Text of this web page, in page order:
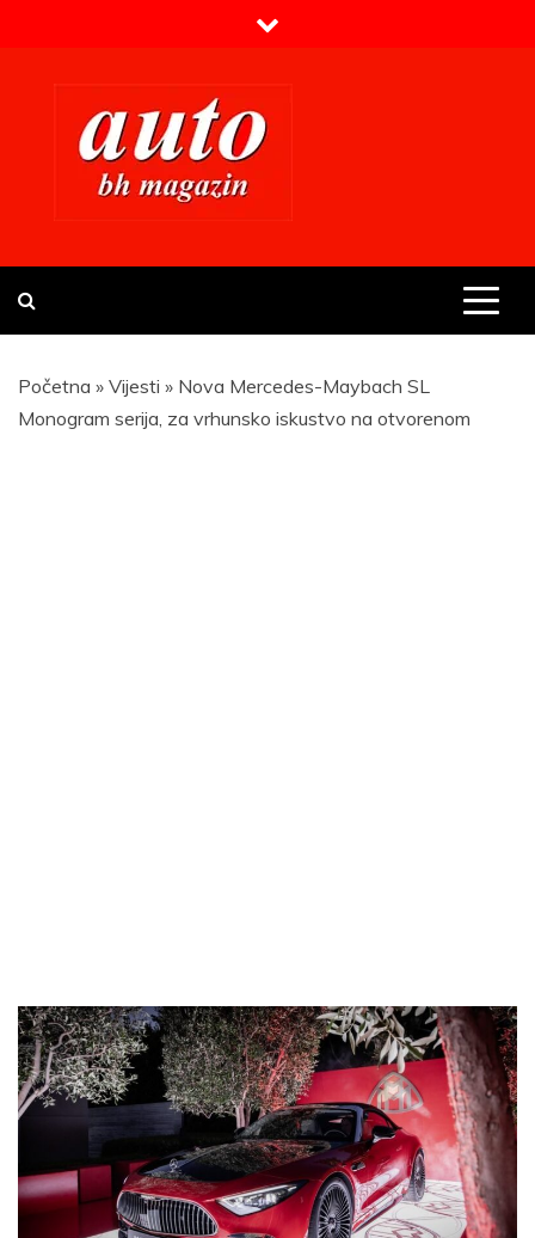
Prvi BH auto magazin
Početna » Vijesti » Nova Mercedes-Maybach SL
Monogram serija, za vrhunsko iskustvo na otvorenom